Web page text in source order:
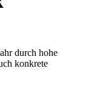
durch hohe
konkrete